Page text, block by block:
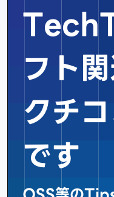
フト
クチ
です